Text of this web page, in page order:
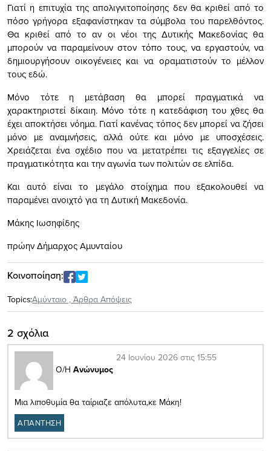
Γιατί η επιτυχία της απολιγνιτοποίησης δεν θα κριθεί από το
πόσο γρήγορα εξαφανίστηκαν τα σύμβολα του παρελθόντος.
Θα κριθεί από το αν οι νέοι της Δυτικής Μακεδονίας θα
μπορούν να παραμείνουν στον τόπο τους, να εργαστούν, να
δημιουργήσουν οικογένειες και να οραματιστούν το μέλλον
τους εδώ.
Μόνο τότε η μετάβαση θα μπορεί πραγματικά να
χαρακτηριστεί δίκαιη. Μόνο τότε η κατεδάφιση του χθες θα
έχει αποκτήσει νόημα. Γιατί κανένας τόπος δεν μπορεί να ζήσει
μόνο με αναμνήσεις, αλλά ούτε και μόνο με υποσχέσεις.
Χρειάζεται ένα σχέδιο που να μετατρέπει τις εξαγγελίες σε
πραγματικότητα και την αγωνία των πολιτών σε ελπίδα.
Και αυτό είναι το μεγάλο στοίχημα που εξακολουθεί να
παραμένει ανοιχτό για τη Δυτική Μακεδονία.
Μάκης Ιωσηφίδης
πρώην Δήμαρχος Αμυνταίου
Κοινοποίηση:
Topics:Αμύνταιο , Άρθρα Απόψεις
2 σχόλια
Ο/Η Ανώνυμος
24 Ιουνίου 2026 στις 15:55
Μια λιποθυμία θα ταίριαζε απόλυτα,κε Μάκη!
ΑΠΑΝΤΗΣΗ